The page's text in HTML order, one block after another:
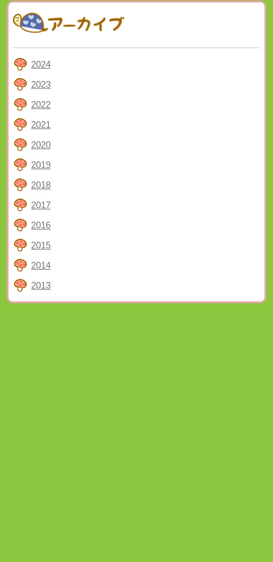
2024
2023
2022
2021
2020
2019
2018
2017
2016
2015
2014
2013